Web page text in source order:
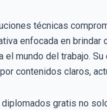
técnicas
enfocada en
el mundo del trabajo.
contenidos claros,
gratis no